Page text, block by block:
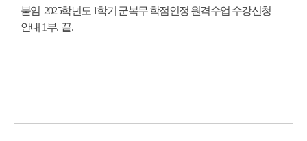
붙임 2025학년도 1학기 군복무 학점인정 원격수업 수강신청
안내 1부. 끝.